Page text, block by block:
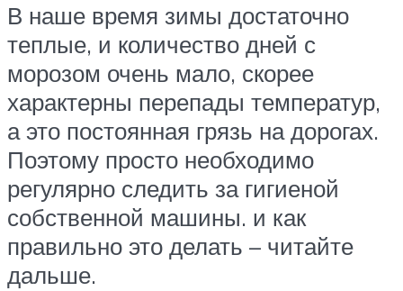
В наше время зимы достаточно
теплые, и количество дней с
морозом очень мало, скорее
характерны перепады температур,
а это постоянная грязь на дорогах.
Поэтому просто необходимо
регулярно следить за гигиеной
собственной машины. и как
правильно это делать – читайте
дальше.